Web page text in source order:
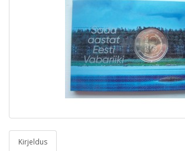
Kirjeldus